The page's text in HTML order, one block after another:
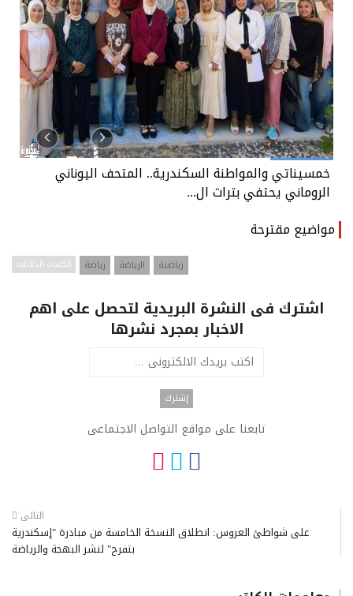
المتحف اليوناني خمسيناتي والمواطنة
مواضيع مقترحة
الكلمات الدلائليه رياضة الرياضة رياضية
اشترك فى النشرة البريدية لتحصل على اهم
الاخبار بمجرد نشرها
تابعنا على مواقع التواصل الاجتماعى
التالى
على شواطئ العروس: انطلاق النسخة الخامسة من مبادرة "إسكندرية
بتفرح" لنشر البهجة والرياضة